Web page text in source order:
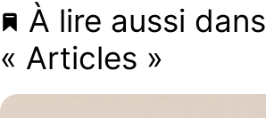
À lire aussi dans
« Articles »